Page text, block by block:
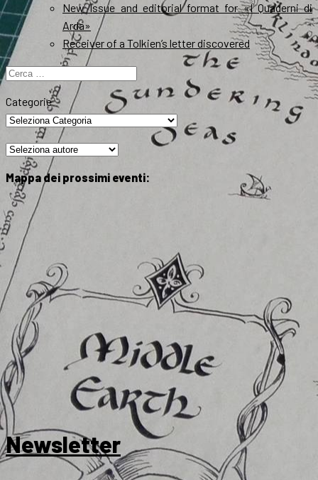
New Issue and editorial format for «I Quaderni di
Arda»
Receiver of a Tolkien’s letter discovered
Ricerca
Categorie
Mappa dei prossimi eventi:
Newsletter